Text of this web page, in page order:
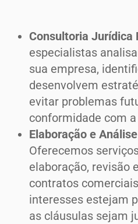
Consultoria Jurídica
especialistas
sua empresa,
desenvolvem
evitar problemas
conformidade com
Elaboração e
Oferecemos
elaboração, revisão
contratos
interesses estejam
as cláusulas sejam